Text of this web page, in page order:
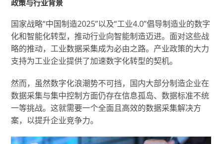
政策与行业背景
国家战略“中国制造2025”以及“工业4.0”倡导制造业的数字
化和智能化转型，推动行业向智能制造迈进。面对这些战
略的推动，工业数据采集成为必由之路。产业政策的大力
支持为工业企业提供了加速数字化转型的契机。
然而，虽然数字化浪潮势不可挡，国内大部分制造企业在
数据采集与集中控制方面仍存在信息孤岛、数据标准不统
一等挑战。这就需要一个全面且高效的数据采集解决方
案，以提升企业竞争力。